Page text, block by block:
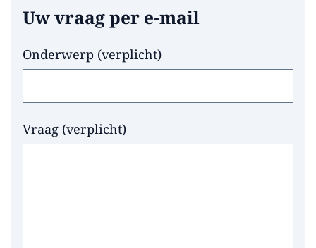
Uw vraag per e-mail
Onderwerp (verplicht)
Vraag (verplicht)
Hier niets invullen a.u.b.